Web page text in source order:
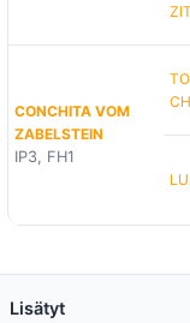
CONCHITA VOM
ZABELSTEIN
IP3, FH1
Lisätyt